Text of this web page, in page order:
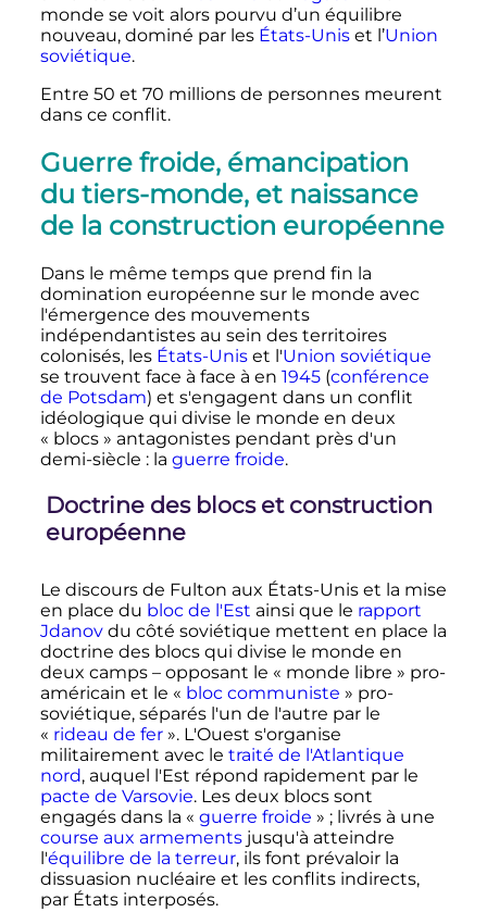
monde se voit alors pourvu d’un équilibre
nouveau, dominé par les États-Uniset l’Union
soviétique.
Entre 50 et 70 millions de personnes meurent
dans ce conflit.
Guerre froide, émancipation
du tiers-monde, et naissance
de la construction européenne
Dans le même temps que prend fin la
domination européenne sur le monde avec
l'émergence des mouvements
indépendantistes au sein des territoires
colonisés, les États-Uniset l'Union soviétique
se trouvent face à face à en 1945(conférence
de Potsdam) et s'engagent dans un conflit
idéologique qui divise le monde en deux
« blocs » antagonistes pendant près d'un
demi-siècle : la guerre froide.
Doctrine des blocs et construction
européenne
Le discours de Fulton aux États-Unis et la mise
en place du bloc de l'Est ainsi que le rapport
Jdanovdu côté soviétique mettent en place la
doctrine des blocs qui divise le monde en
deux camps – opposant le « monde libre » pro-
américain et le « bloc communiste » pro-
soviétique, séparés l'un de l'autre par le
« rideau de fer ». L'Ouest s'organise
militairement avec le traité de l'Atlantique
nord, auquel l'Est répond rapidement par le
pacte de Varsovie. Les deux blocs sont
engagés dans la « guerre froide » ; livrés à une
course aux armementsjusqu'à atteindre
l'équilibre de la terreur, ils font prévaloir la
dissuasion nucléaire et les conflits indirects,
par États interposés.